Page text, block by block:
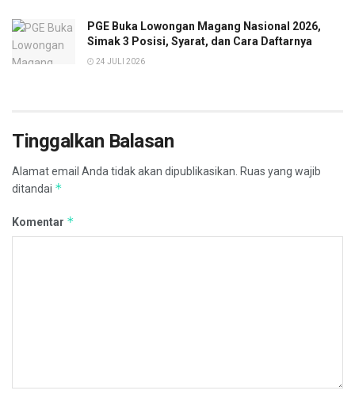
PGE Buka Lowongan Magang Nasional 2026,
Simak 3 Posisi, Syarat, dan Cara Daftarnya
24 JULI 2026
Tinggalkan Balasan
Alamat email Anda tidak akan dipublikasikan. Ruas yang wajib
ditandai *
Komentar *